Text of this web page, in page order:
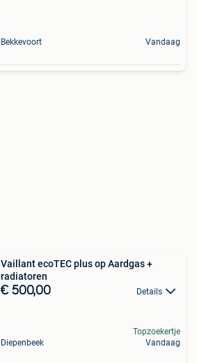
Bekkevoort Vandaag
Vaillant ecoTEC plus op Aardgas +
radiatoren
€ 500,00 Details
Diepenbeek
Topzoekertje
Vandaag